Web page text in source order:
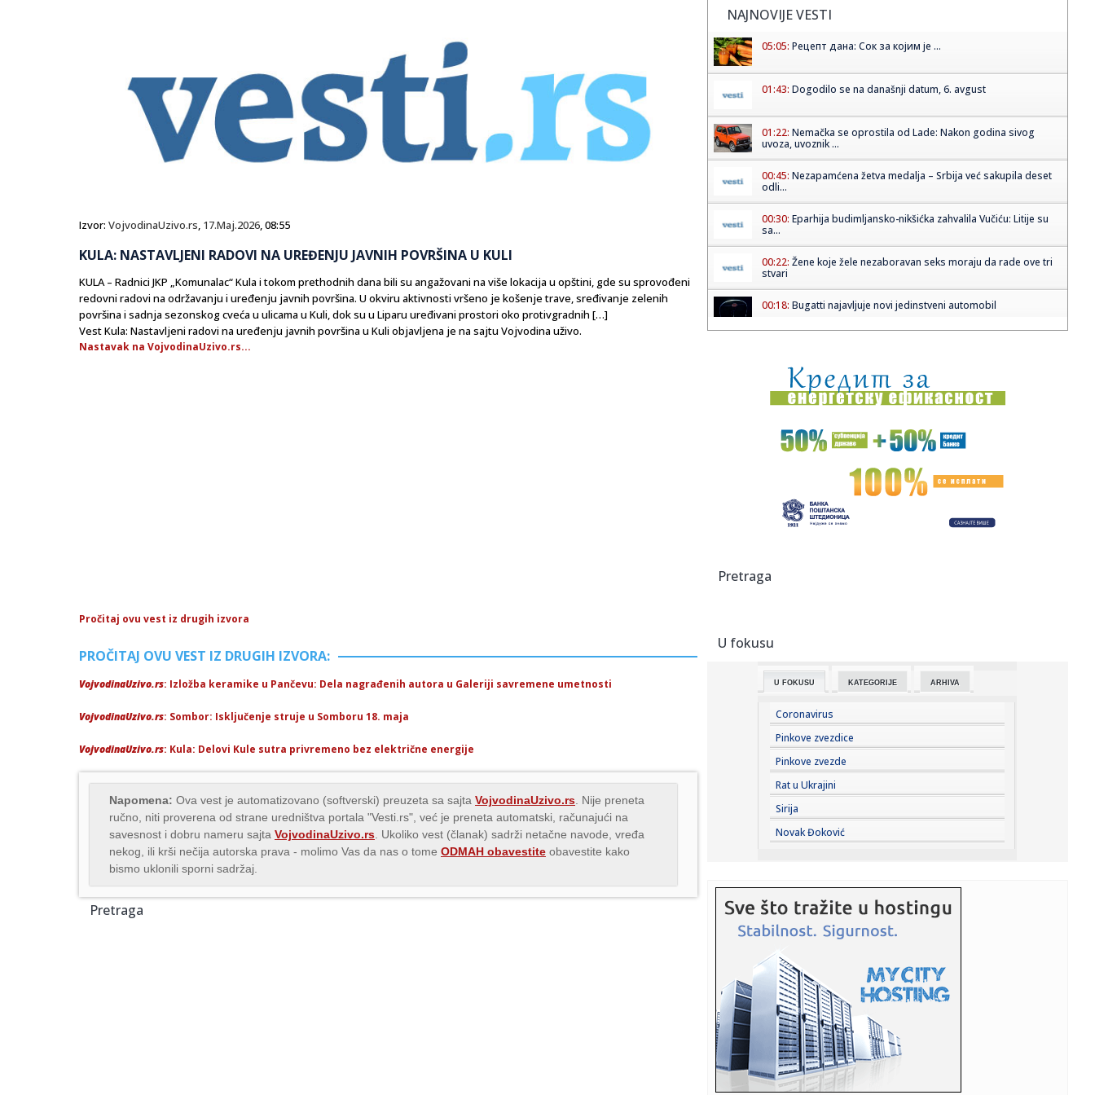
Izvor: VojvodinaUzivo.rs, 17.Maj.2026, 08:55
KULA: NASTAVLJENI RADOVI NA UREĐENJU JAVNIH POVRŠINA U KULI
KULA – Radnici JKP „Komunalac“ Kula i tokom prethodnih dana bili su angažovani na više lokacija u opštini, gde su sprovođeni
redovni radovi na održavanju i uređenju javnih površina. U okviru aktivnosti vršeno je košenje trave, sređivanje zelenih
površina i sadnja sezonskog cveća u ulicama u Kuli, dok su u Liparu uređivani prostori oko protivgradnih […]
Vest Kula: Nastavljeni radovi na uređenju javnih površina u Kuli objavljena je na sajtu Vojvodina uživo.
Nastavak na VojvodinaUzivo.rs...
Pročitaj ovu vest iz drugih izvora
PROČITAJ OVU VEST IZ DRUGIH IZVORA:
VojvodinaUzivo.rs: Izložba keramike u Pančevu: Dela nagrađenih autora u Galeriji savremene umetnosti
VojvodinaUzivo.rs: Sombor: Isključenje struje u Somboru 18. maja
VojvodinaUzivo.rs: Kula: Delovi Kule sutra privremeno bez električne energije
Napomena: Ova vest je automatizovano (softverski) preuzeta sa sajta VojvodinaUzivo.rs . Nije preneta
ručno, niti proverena od strane uredništva portala "Vesti.rs", već je preneta automatski, računajući na
savesnost i dobru nameru sajta VojvodinaUzivo.rs . Ukoliko vest (članak) sadrži netačne navode, vređa
nekog, ili krši nečija autorska prava - molimo Vas da nas o tome ODMAH obavestite obavestite kako
bismo uklonili sporni sadržaj.
Pretraga
NAJNOVIJE VESTI
05:05: Рецепт дана: Сок за којим је ...
01:43: Dogodilo se na današnji datum, 6. avgust
01:22: Nemačka se oprostila od Lade: Nakon godina sivog
uvoza, uvoznik ...
00:45: Nezapamćena žetva medalja – Srbija već sakupila deset
odli...
00:30: Eparhija budimljansko-nikšićka zahvalila Vučiću: Litije su
sa...
00:22: Žene koje žele nezaboravan seks moraju da rade ove tri
stvari
00:18: Bugatti najavljuje novi jedinstveni automobil
00:02:Na današnji dan, 6. avgust
23:51:Tri medalje za Srbiju na EP
KIKS PANATINAIKOSA UPRKOS OGROMNIM ULAGANJIMA:
23:46:Tragedija kod Požarevca: Čovek stradao u požaru koji je
23:35:
23:33:
Novi rat Anđeline Džoli i Breda Pita! Glumac traži da otkrije
23:27:Pre „Černobiljske molitve“, stavite ovu knjigu nobelovke na
23:23:Lavlje srce srpskih juniorki! Srbija u dramatičnoj završnici
sr...
23:22:Moskvu čeka pakao: Izdato ozbiljno upozorenje; Oglasili
se meteo...
23:19: Roma dovela autora najprljavijeg poteza na Mundijalu
23:09:
set, pa poklekao...
23:06:Bibi rekao "ne" Trampu
23:01:Slučaj Huse B. iz BiH pokrenuo “lavinu” u Kelnu, provjerava
23:01:Recept za zdrave brauni kuglice od čokolade koje se ne
Pretraga
U fokusu
U FOKUSU KATEGORIJE ARHIVA
Coronavirus
Pinkove zvezdice
Pinkove zvezde
Rat u Ukrajini
Sirija
Novak Đoković